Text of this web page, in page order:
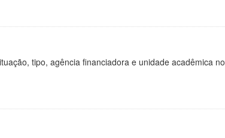
tipo, agência financiadora e unidade acadêmica no